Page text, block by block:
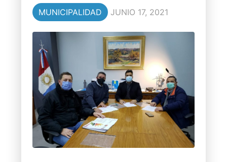
MUNICIPALIDAD
JUNIO 17, 2021